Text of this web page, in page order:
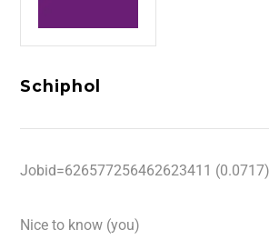
Schiphol
Jobid=626577256462623411 (0.0717)
Nice to know (you)